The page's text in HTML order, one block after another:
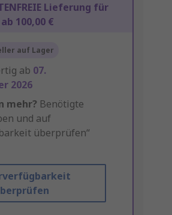
Lieferung für
100,00 €
auf Lager
ab 07.
2026
mehr? Benötigte
und auf
überprüfen“